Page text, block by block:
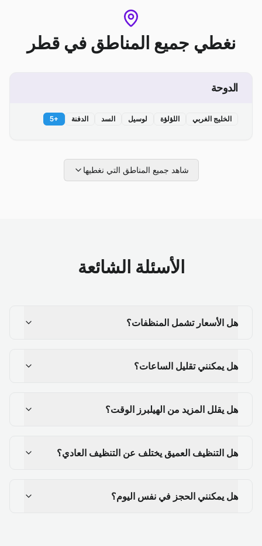
نغطي جميع المناطق في قطر
الدوحة
الخليج الغربي اللؤلؤة لوسيل السد الدفنة +
5
شاهد جميع المناطق التي نغطيها
الأسئلة الشائعة
هل الأسعار تشمل المنظفات؟
هل يمكنني تقليل الساعات؟
هل يقلل المزيد من الهيلبرز الوقت؟
هل التنظيف العميق يختلف عن التنظيف العادي؟
هل يمكنني الحجز في نفس اليوم؟